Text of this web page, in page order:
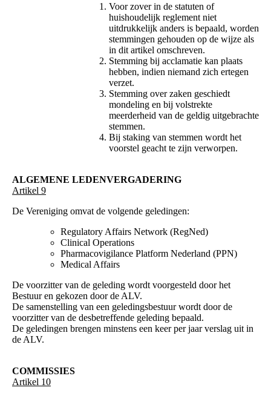
Voor zover in de statuten of
huishoudelijk reglement niet
uitdrukkelijk anders is bepaald, worden
stemmingen gehouden op de wijze als
in dit artikel omschreven.
Stemming bij acclamatie kan plaats
hebben, indien niemand zich ertegen
verzet.
Stemming over zaken geschiedt
mondeling en bij volstrekte
meerderheid van de geldig uitgebrachte
stemmen.
Bij staking van stemmen wordt het
voorstel geacht te zijn verworpen.
ALGEMENE LEDENVERGADERING
Artikel 9
De Vereniging omvat de volgende geledingen:
Regulatory Affairs Network (RegNed)
Clinical Operations
Pharmacovigilance Platform Nederland (PPN)
Medical Affairs
De voorzitter van de geleding wordt voorgesteld door het
Bestuur en gekozen door de ALV.
De samenstelling van een geledingsbestuur wordt door de
voorzitter van de desbetreffende geleding bepaald.
De geledingen brengen minstens een keer per jaar verslag uit in
de ALV.
COMMISSIES
Artikel 10